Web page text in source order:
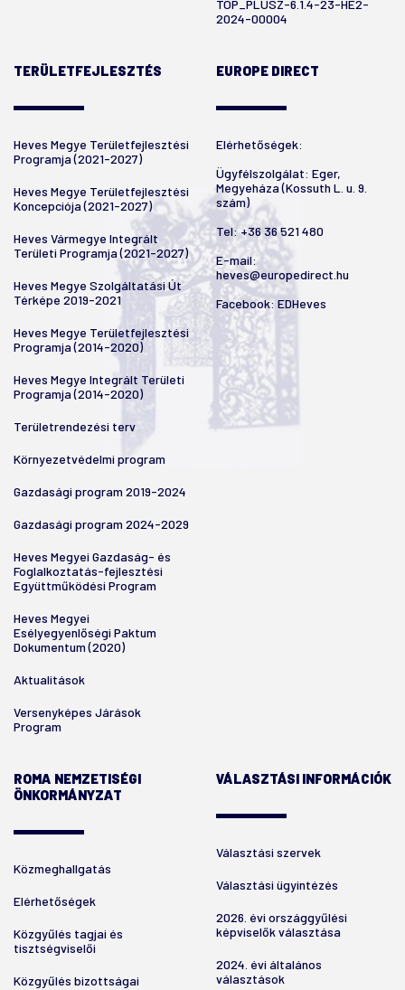
TOP_PLUSZ-6.1.4-23-HE2-
2024-00004
TERÜLETFEJLESZTÉS
Heves Megye Területfejlesztési
Programja (2021-2027)
Heves Megye Területfejlesztési
Koncepciója (2021-2027)
Heves Vármegye Integrált
Területi Programja (2021-2027)
Heves Megye Szolgáltatási Út
Térképe 2019-2021
Heves Megye Területfejlesztési
Programja (2014-2020)
Heves Megye Integrált Területi
Programja (2014-2020)
Területrendezési terv
Környezetvédelmi program
Gazdasági program 2019-2024
Gazdasági program 2024-2029
Heves Megyei Gazdaság- és
Foglalkoztatás-fejlesztési
Együttműködési Program
Heves Megyei
Esélyegyenlőségi Paktum
Dokumentum (2020)
Aktualitások
Versenyképes Járások
Program
EUROPE DIRECT
Elérhetőségek:
Ügyfélszolgálat: Eger,
Megyeháza (Kossuth L. u. 9.
szám)
Tel:+36 36 521 480
E-mail:
heves@europedirect.hu
Facebook: EDHeves
ROMA NEMZETISÉGI
ÖNKORMÁNYZAT
Közmeghallgatás
Elérhetőségek
Közgyűlés tagjai és
tisztségviselői
Közgyűlés bizottságai
VÁLASZTÁSI INFORMÁCIÓK
Választási szervek
Választási ügyintézés
2026. évi országgyűlési
képviselők választása
2024. évi általános
választások